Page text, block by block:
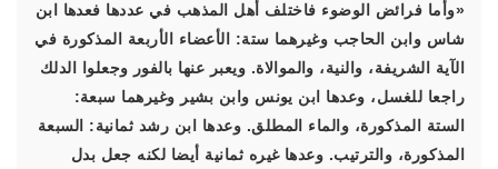
«وأما فرائض الوضوء فاختلف أهل المذهب في عددها فعدها ابن
شاس وابن الحاجب وغيرهما ستة: الأعضاء الأربعة المذكورة في
الآية الشريفة، والنية، والموالاة. ويعبر عنها بالفور وجعلوا الدلك
راجعا للغسل، وعدها ابن يونس وابن بشير وغيرهما سبعة:
الستة المذكورة، والماء المطلق. وعدها ابن رشد ثمانية: السبعة
المذكورة، والترتيب. وعدها غيره ثمانية أيضا لكنه جعل بدل